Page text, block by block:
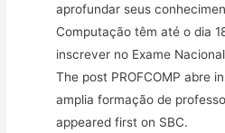
aprofundar seus
Computação têm até o dia
inscrever no Exame
The post PROFCOMP abre
amplia formação de
appeared first on SBC.